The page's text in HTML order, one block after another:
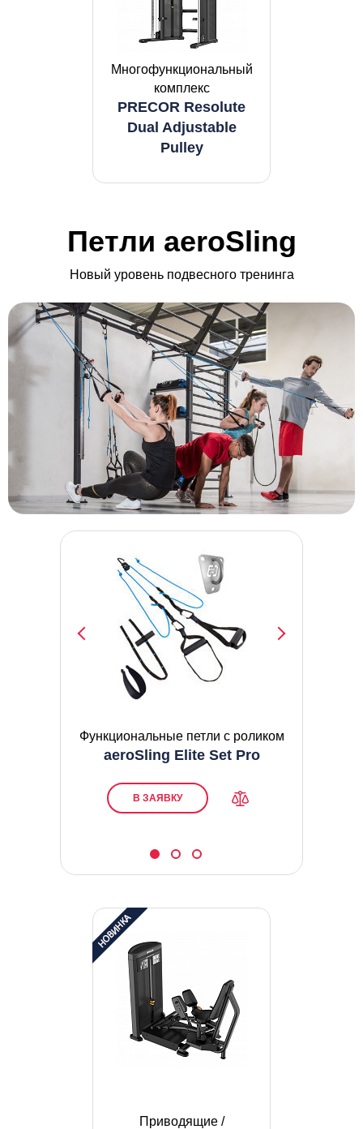
Многофункциональный
комплекс
PRECOR Resolute
Dual Adjustable
Pulley
Петли aeroSling
Новый уровень подвесного тренинга
Функциональные петли с роликом
aeroSling Elite Set Pro
В ЗАЯВКУ
Приводящие /